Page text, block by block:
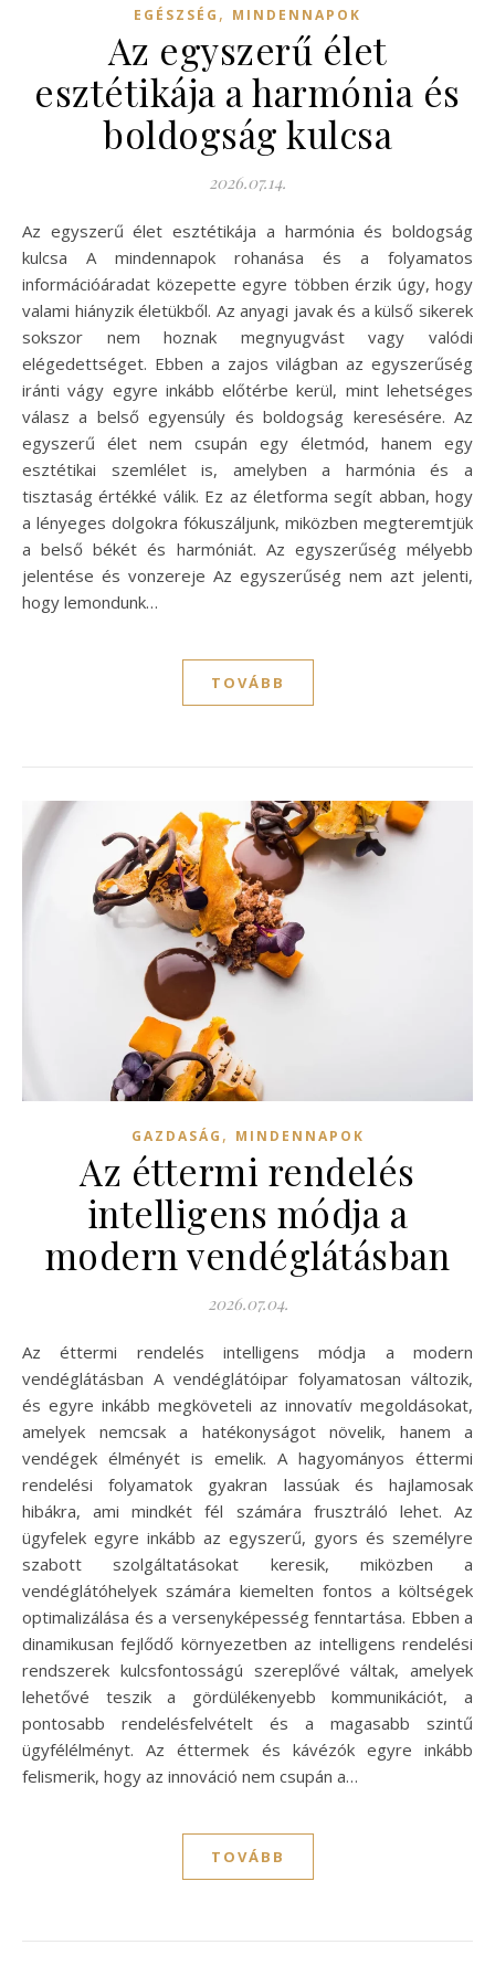
EGÉSZSÉG , MINDENNAPOK
Az egyszerű élet
esztétikája a harmónia és
boldogság kulcsa
2026.07.14.
Az egyszerű élet esztétikája a harmónia és boldogság
kulcsa A mindennapok rohanása és a folyamatos
információáradat közepette egyre többen érzik úgy, hogy
valami hiányzik életükből. Az anyagi javak és a külső sikerek
sokszor nem hoznak megnyugvást vagy valódi
elégedettséget. Ebben a zajos világban az egyszerűség
iránti vágy egyre inkább előtérbe kerül, mint lehetséges
válasz a belső egyensúly és boldogság keresésére. Az
egyszerű élet nem csupán egy életmód, hanem egy
esztétikai szemlélet is, amelyben a harmónia és a
tisztaság értékké válik. Ez az életforma segít abban, hogy
a lényeges dolgokra fókuszáljunk, miközben megteremtjük
a belső békét és harmóniát. Az egyszerűség mélyebb
jelentése és vonzereje Az egyszerűség nem azt jelenti,
hogy lemondunk…
TOVÁBB
GAZDASÁG , MINDENNAPOK
Az éttermi rendelés
intelligens módja a
modern vendéglátásban
2026.07.04.
Az éttermi rendelés intelligens módja a modern
vendéglátásban A vendéglátóipar folyamatosan változik,
és egyre inkább megköveteli az innovatív megoldásokat,
amelyek nemcsak a hatékonyságot növelik, hanem a
vendégek élményét is emelik. A hagyományos éttermi
rendelési folyamatok gyakran lassúak és hajlamosak
hibákra, ami mindkét fél számára frusztráló lehet. Az
ügyfelek egyre inkább az egyszerű, gyors és személyre
szabott szolgáltatásokat keresik, miközben a
vendéglátóhelyek számára kiemelten fontos a költségek
optimalizálása és a versenyképesség fenntartása. Ebben a
dinamikusan fejlődő környezetben az intelligens rendelési
rendszerek kulcsfontosságú szereplővé váltak, amelyek
lehetővé teszik a gördülékenyebb kommunikációt, a
pontosabb rendelésfelvételt és a magasabb szintű
ügyfélélményt. Az éttermek és kávézók egyre inkább
felismerik, hogy az innováció nem csupán a…
TOVÁBB